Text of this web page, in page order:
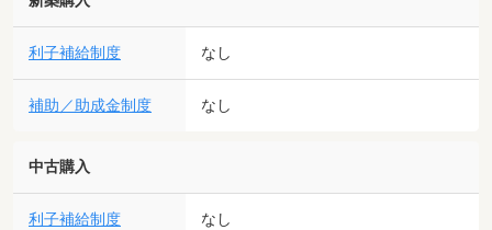
利子補給制度 なし
補助／助成金制度 なし
中古購入
利子補給制度 なし